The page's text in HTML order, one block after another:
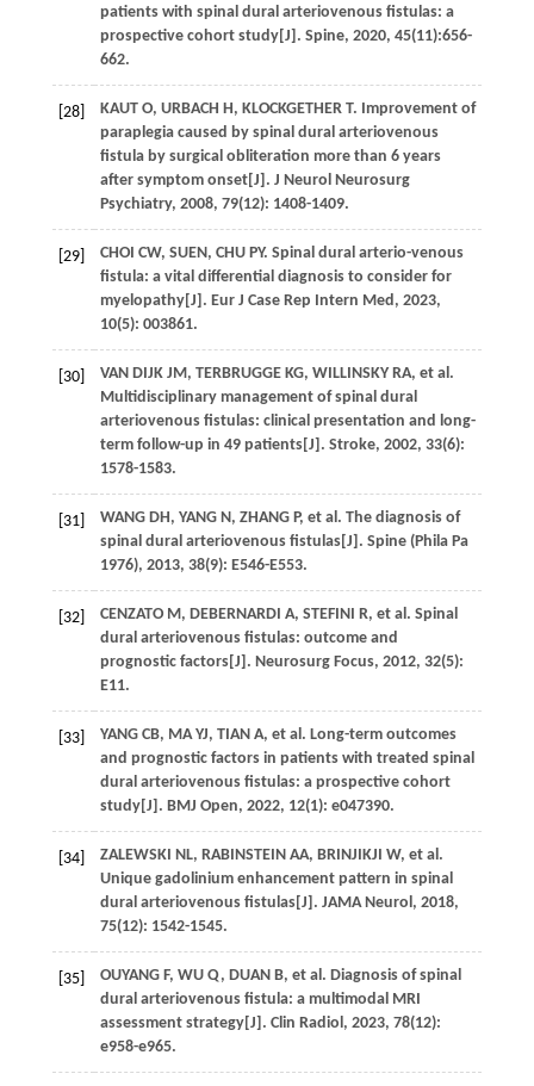
patients with spinal dural arteriovenous fistulas: a
prospective cohort study[J]. Spine, 2020, 45(11):656-
662.
[28] KAUT O, URBACH H, KLOCKGETHER T. Improvement of
paraplegia caused by spinal dural arteriovenous
fistula by surgical obliteration more than 6 years
after symptom onset[J]. J Neurol Neurosurg
Psychiatry, 2008, 79(12): 1408-1409.
[29] CHOI CW, SUEN, CHU PY. Spinal dural arterio-venous
fistula: a vital differential diagnosis to consider for
myelopathy[J]. Eur J Case Rep Intern Med, 2023,
10(5): 003861.
[30] VAN DIJK JM, TERBRUGGE KG, WILLINSKY RA, et al.
Multidisciplinary management of spinal dural
arteriovenous fistulas: clinical presentation and long-
term follow-up in 49 patients[J]. Stroke, 2002, 33(6):
1578-1583.
[31] WANG DH, YANG N, ZHANG P, et al. The diagnosis of
spinal dural arteriovenous fistulas[J]. Spine (Phila Pa
1976), 2013, 38(9): E546-E553.
[32] CENZATO M, DEBERNARDI A, STEFINI R, et al. Spinal
dural arteriovenous fistulas: outcome and
prognostic factors[J]. Neurosurg Focus, 2012, 32(5):
E11.
[33] YANG CB, MA YJ, TIAN A, et al. Long-term outcomes
and prognostic factors in patients with treated spinal
dural arteriovenous fistulas: a prospective cohort
study[J]. BMJ Open, 2022, 12(1): e047390.
[34] ZALEWSKI NL, RABINSTEIN AA, BRINJIKJI W, et al.
Unique gadolinium enhancement pattern in spinal
dural arteriovenous fistulas[J]. JAMA Neurol, 2018,
75(12): 1542-1545.
[35] OUYANG F, WU Q, DUAN B, et al. Diagnosis of spinal
dural arteriovenous fistula: a multimodal MRI
assessment strategy[J]. Clin Radiol, 2023, 78(12):
e958-e965.